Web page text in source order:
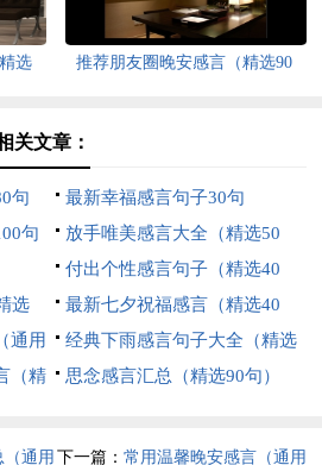
选
推荐朋友圈晚安感言（精选90
关文章：
句
最新幸福感言句子30句
句
放手唯美感言大全（精选50
句）
付出个性感言句子（精选40
句）
选
最新七夕祝福感言（精选40
句）
通用
经典下雨感言句子大全（精选
60句）
（精
思念感言汇总（精选90句）
通用 下一篇： 常用温馨晚安感言（通用